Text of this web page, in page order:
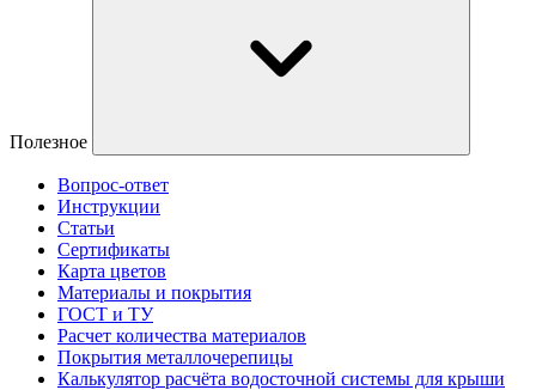
Полезное
Вопрос-ответ
Инструкции
Статьи
Сертификаты
Карта цветов
Материалы и покрытия
ГОСТ и ТУ
Расчет количества материалов
Покрытия металлочерепицы
Калькулятор расчёта водосточной системы для крыши